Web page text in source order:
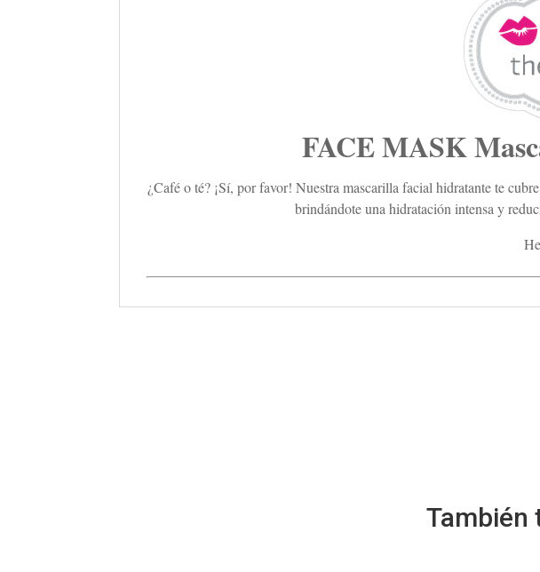
FACE MASK
¿Café o té? ¡Sí, por favor! Nuestra mascarilla facial hidratante te
brindándote una hidratación intensa y
También